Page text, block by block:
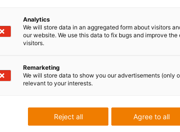
iglidur i6 eingesetzt, der
Spindel und Traverse
Projektteam für das
Werkstoffe von igus von
keine Schmierung von
Betrieb. Das eigens für
Lebensdauer als
Analytics
We will store data in an aggregated form about visitors
our website. We use this data to fix bugs and improve the
visitors.
Remarketing
We will store data to show you our advertisements (only
relevant to your interests.
Agree to all
Reject all